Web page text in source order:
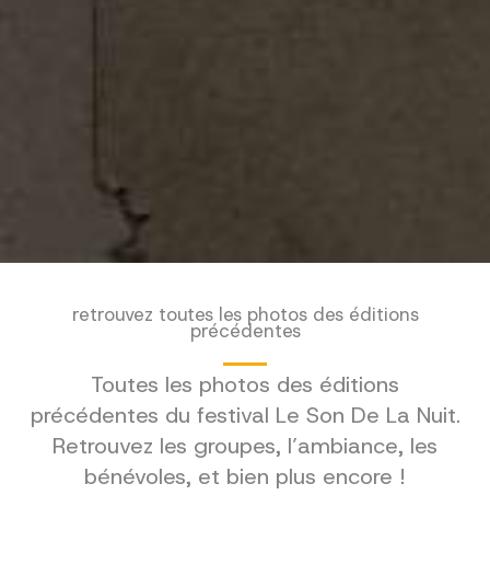
retrouvez toutes les photos des éditions
précédentes
Toutes les photos des éditions
précédentes du festival Le Son De La Nuit.
Retrouvez les groupes, l’ambiance, les
bénévoles, et bien plus encore !